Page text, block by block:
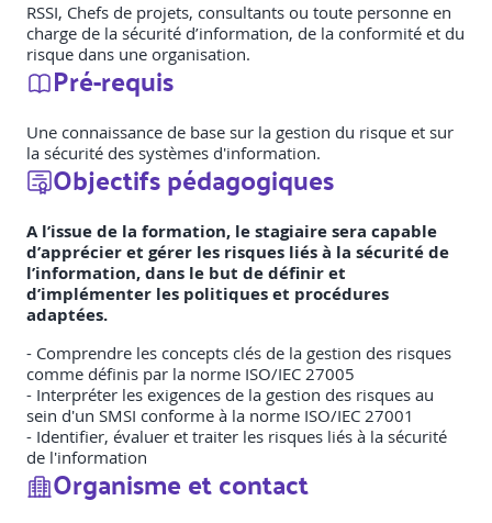
RSSI, Chefs de projets, consultants ou toute personne en
charge de la sécurité d’information, de la conformité et du
risque dans une organisation.
Pré-requis
Une connaissance de base sur la gestion du risque et sur
la sécurité des systèmes d'information.
Objectifs pédagogiques
A l’issue de la formation, le stagiaire sera capable
d’apprécier et gérer les risques liés à la sécurité de
l’information, dans le but de définir et
d’implémenter les politiques et procédures
adaptées.
- Comprendre les concepts clés de la gestion des risques
comme définis par la norme ISO/IEC 27005
- Interpréter les exigences de la gestion des risques au
sein d'un SMSI conforme à la norme ISO/IEC 27001
- Identifier, évaluer et traiter les risques liés à la sécurité
de l'information
Organisme et contact